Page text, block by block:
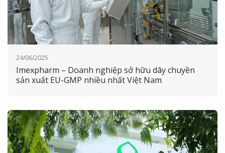
24/06/2025
Imexpharm – Doanh nghiệp sở hữu dây chuyền
sản xuất EU-GMP nhiều nhất Việt Nam